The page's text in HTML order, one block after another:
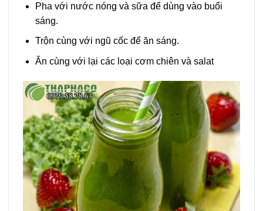
Pha với nước nóng và sữa để dùng vào buổi
sáng.
Trộn cùng với ngũ cốc để ăn sáng.
Ăn cùng với lại các loại cơm chiên và salat